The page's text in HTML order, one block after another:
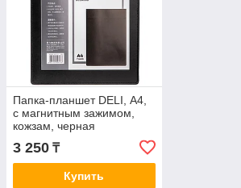
Папка-планшет DELI, А4,
с магнитным зажимом,
кожзам, черная
3 250 ₸
Купить